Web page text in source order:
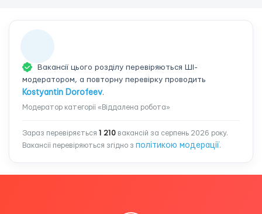
Вакансії цього розділу перевіряються ШІ-
модератором, а повторну перевірку проводить
Kostyantin Dorofeev.
Модератор категорії «Віддалена робота»
Зараз перевіряється 1 210 вакансій за серпень 2026 року.
Вакансії перевіряються згідно з політикою модерації .